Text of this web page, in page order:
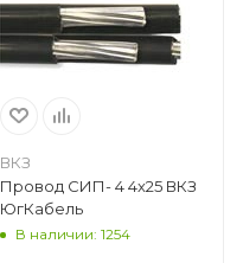
ВКЗ
Провод СИП- 4 4х25 ВКЗ
ЮгКабель
В наличии: 1254